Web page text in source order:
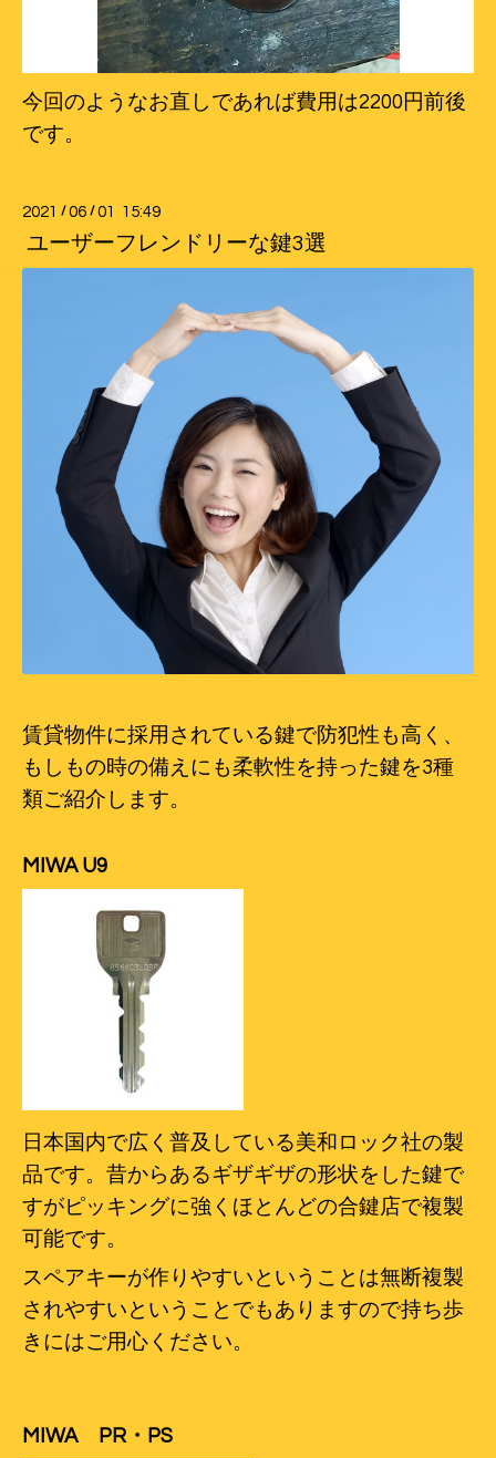
今回のようなお直しであれば費用は2200円前後
です。
2021 /06 /01 15:49
ユーザーフレンドリーな鍵3選
賃貸物件に採用されている鍵で防犯性も高く、
もしもの時の備えにも柔軟性を持った鍵を3種
類ご紹介します。
MIWA U9
日本国内で広く普及している美和ロック社の製
品です。昔からあるギザギザの形状をした鍵で
すがピッキングに強くほとんどの合鍵店で複製
可能です。
スペアキーが作りやすいということは無断複製
されやすいということでもありますので持ち歩
きにはご用心ください。
MIWA PR・PS